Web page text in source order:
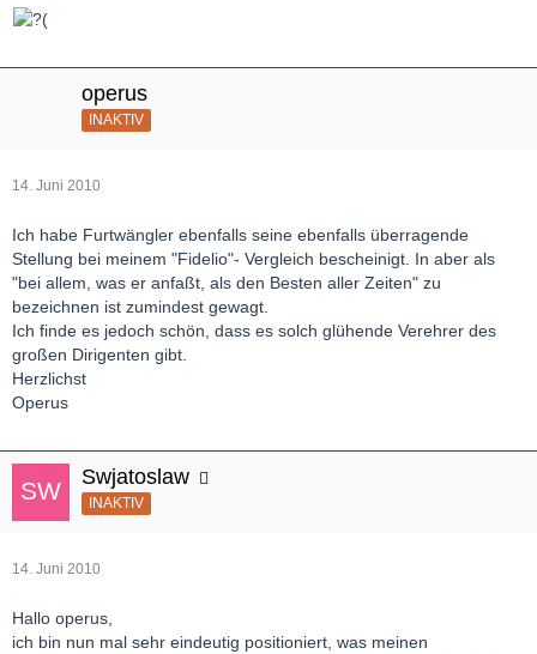
operus
INAKTIV
14. Juni 2010
Ich habe Furtwängler ebenfalls seine ebenfalls überragende
Stellung bei meinem "Fidelio"- Vergleich bescheinigt. In aber als
"bei allem, was er anfaßt, als den Besten aller Zeiten" zu
bezeichnen ist zumindest gewagt.
Ich finde es jedoch schön, dass es solch glühende Verehrer des
großen Dirigenten gibt.
Herzlichst
Operus
Swjatoslaw
INAKTIV
14. Juni 2010
Hallo operus,
ich bin nun mal sehr eindeutig positioniert, was meinen